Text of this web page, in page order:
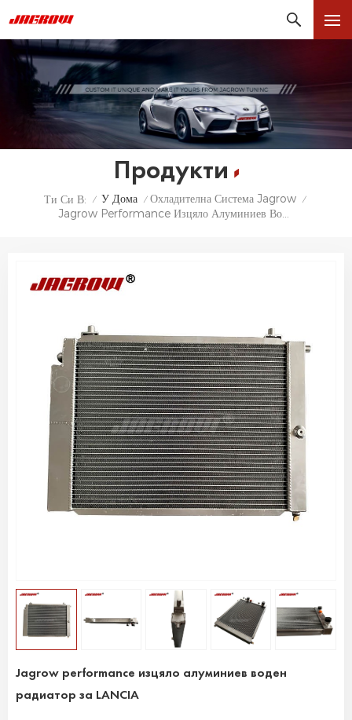
Продукти
Ти Си В: / У Дома / Охладителна Система Jagrow /
Jagrow performance изцяло алуминиев воден
радиатор за LANCIA